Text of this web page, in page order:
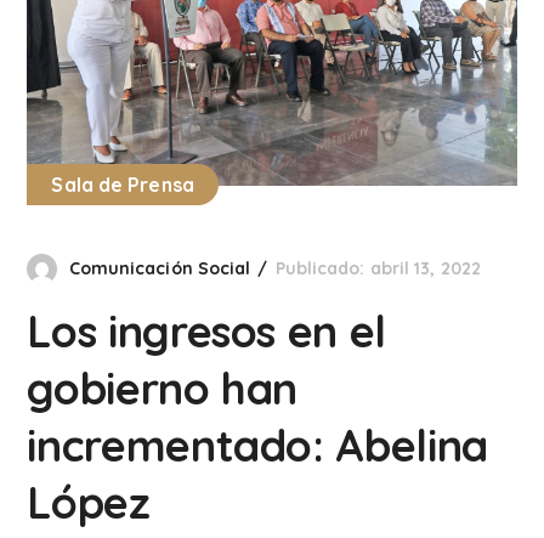
Sala de Prensa
Comunicación Social Publicado: abril 13, 2022
Los ingresos en el
gobierno han
incrementado: Abelina
López